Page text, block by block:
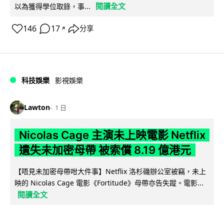
以為獲得學位取錄，事...
閱讀全文
146 17 ↗ 分享
科技娛樂 影視娛樂
Lawton 1 日
Nicolas Cage 主演未上映電影 Netflix
遺失未加密母帶 被索償 8.19 億港元
【唔見未加密母帶咁大件事】Netflix 洛杉磯辦公室被竊，未上
映的 Nicolas Cage 電影《Fortitude》母帶亦告失蹤。電影...
閱讀全文